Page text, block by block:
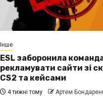
Інше
ESL заборонила
рекламувати сайти зі
CS2 та кейсами
4 тижні тому Артем